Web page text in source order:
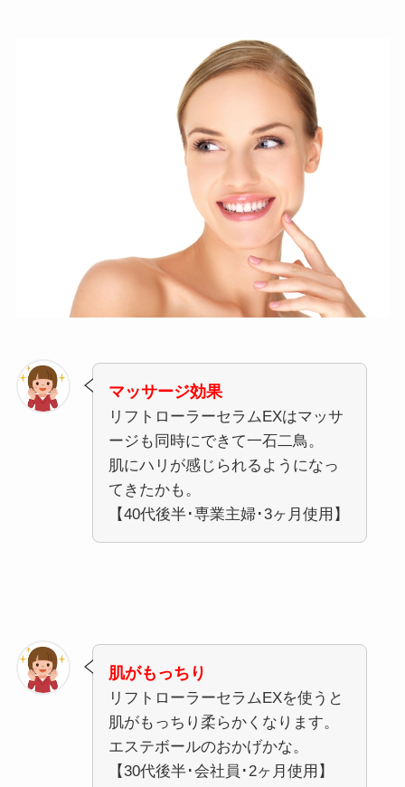
マッサージ効果
リフトローラーセラムEXはマッサ
ージも同時にできて一石二鳥。
肌にハリが感じられるようになっ
てきたかも。
【40代後半･専業主婦･3ヶ月使用】
肌がもっちり
リフトローラーセラムEXを使うと
肌がもっちり柔らかくなります。
エステボールのおかげかな。
【30代後半･会社員･2ヶ月使用】